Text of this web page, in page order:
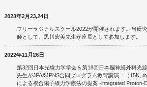
2023年2月23,24日
フリーラジカルスクール2022が開催されます。当研
師として、黒川宏美先生が座長として参加します。
2022年11月26日
第32回日本光線力学学会＆第18回日本脳神経外科光
先生がJPA&JPNS合同プログラム教育講演「（15N,
による複合陽子線力学療法の提案 -integrated Proton-